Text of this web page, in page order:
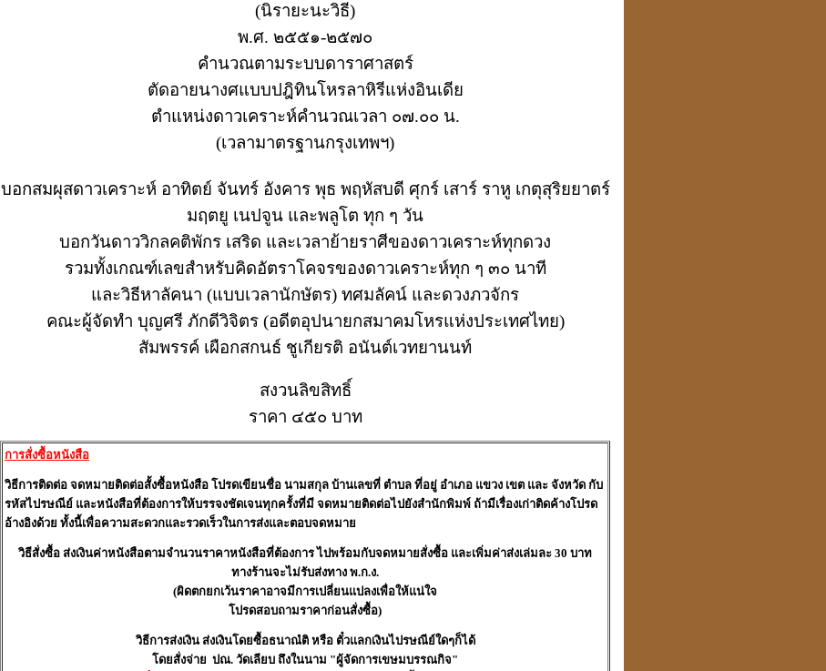
(นิรายะนะวิธี)
พ.ศ. ๒๕๕๑-๒๕๗๐
คำนวณตามระบบดาราศาสตร์
ตัดอายนางศแบบปฎิทินโหรลาหิรีแห่งอินเดีย
ตำแหน่งดาวเคราะห์คำนวณเวลา ๐๗.๐๐ น.
(เวลามาตรฐานกรุงเทพฯ)
บอกสมผุสดาวเคราะห์ อาทิตย์ จันทร์ อังคาร พุธ พฤหัสบดี ศุกร์ เสาร์ ราหู เกตุสุริยยาตร์
มฤตยู เนปจูน และพลูโต ทุก ๆ วัน
บอกวันดาววิกลคติพักร เสริด และเวลาย้ายราศีของดาวเคราะห์ทุกดวง
รวมทั้งเกณฑ์เลขสำหรับคิดอัตราโคจรของดาวเคราะห์ทุก ๆ ๓๐ นาที
และวิธีหาลัคนา (แบบเวลานักษัตร) ทศมลัคน์ และดวงภวจักร
คณะผู้จัดทำ บุญศรี ภักดีวิจิตร (อดีตอุปนายกสมาคมโหรแห่งประเทศไทย)
สัมพรรค์ เผือกสกนธ์ ชูเกียรติ อนันต์เวทยานนท์
สงวนลิขสิทธิ์
ราคา ๔๕๐ บาท
การสั่งซื้อหนังสือ
วิธีการติดต่อ จดหมายติดต่อสั้งซื้อหนังสือ โปรดเขียนชื่อ นามสกุล บ้านเลขที่ ตำบล ที่อยู่ อำเภอ แขวง เขต และ จังหวัด กับ
รหัสไปรษณีย์ และหนังสือที่ต้องการให้บรรจงชัดเจนทุกครั้งที่มี จดหมายติดต่อไปยังสำนักพิมพ์ ถ้ามีเรื่องเก่าติดค้างโปรด
อ้างอิงด้วย ทั้งนี้เพื่อความสะดวกและรวดเร็วในการส่งและตอบจดหมาย
วิธีสั่งซื้อ ส่งเงินค่าหนังสือตามจำนวนราคาหนังสือที่ต้องการ ไปพร้อมกับจดหมายสั่งซื้อ และเพิ่มค่าส่งเล่มละ 30 บาท
ทางร้านจะไม่รับส่งทาง พ.ก.ง.
(ผิดตกยกเว้นราคาอาจมีการเปลี่ยนแปลงเพื่อให้แน่ใจ
โปรดสอบถามราคาก่อนสั่งซื้อ)
วิธีการส่งเงิน ส่งเงินโดยซื้อธนาณํติ หรือ ตั๋วแลกเงินไปรษณีย์ใดๆก็ได้
โดยสั่งจ่าย ปณ. วัดเลียบ ถึงในนาม "ผู้จัดการเขษมบรรณกิจ"